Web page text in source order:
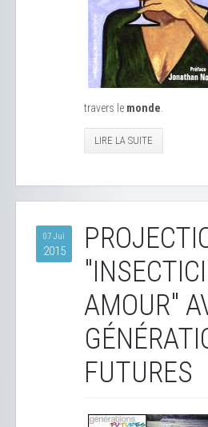
travers le monde
LIRE LA SUITE
07 Jui
2015
AMOUR"
FUTURES